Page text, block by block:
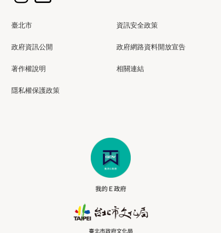
臺北市
政府資訊公開
著作權說明
隱私權保護政策
資訊安全政策
政府網路資料開放宣告
相關連結